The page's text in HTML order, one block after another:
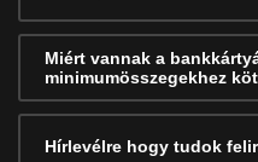
Miért vannak a
minimumösszegekhez
Hírlevélre hogy tudok